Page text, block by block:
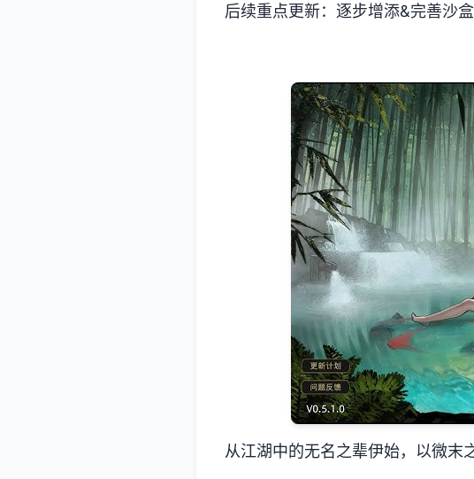
后续重点更新：逐步增添&完善沙
从江湖中的无名之辈伊始，以微末